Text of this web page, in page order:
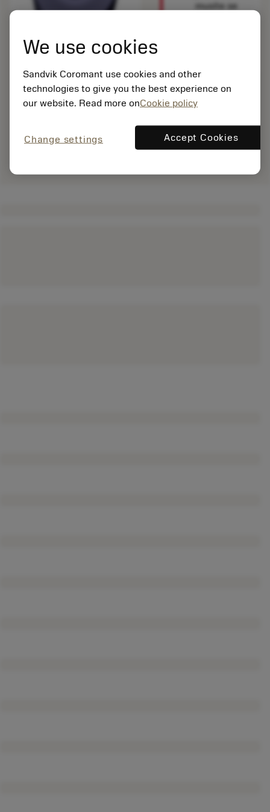
musíte se
We use cookies
Sandvik Coromant use cookies and other
technologies to give you the best experience on
our website. Read more onCookie policy
Change settings Accept Cookies